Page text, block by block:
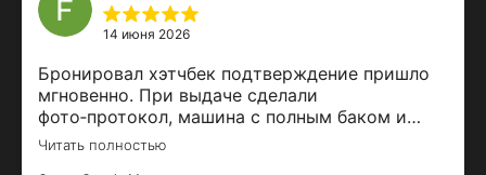
14 июня 2026
Бронировал хэтчбек подтверждение пришло
мгновенно. При выдаче сделали
фото‑протокол, машина с полным баком и
чистым салоном. Возврат прошёл без
Читать полностью